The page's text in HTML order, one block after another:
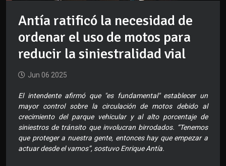
Antía ratificó la necesidad de
ordenar el uso de motos para
reducir la siniestralidad vial
Jun 06 2025
El intendente afirmó que "es fundamental" establecer un
mayor control sobre la circulación de motos debido al
crecimiento del parque vehicular y al alto porcentaje de
siniestros de tránsito que involucran birrodados. “Tenemos
que proteger a nuestra gente, entonces hay que empezar a
actuar desde el vamos”, sostuvo Enrique Antía.